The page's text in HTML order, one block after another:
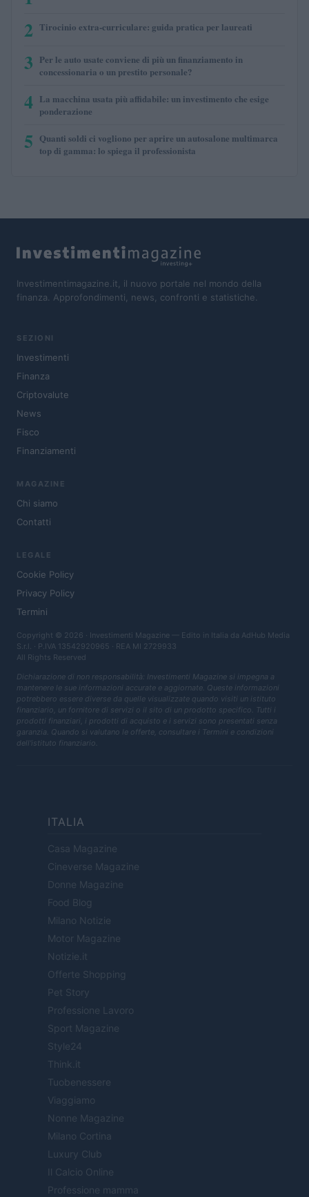
2 Tirocinio extra-curriculare: guida pratica per laureati
3 Per le auto usate conviene di più un finanziamento in
concessionaria o un prestito personale?
4 La macchina usata più affidabile: un investimento che esige
ponderazione
5 Quanti soldi ci vogliono per aprire un autosalone multimarca
top di gamma: lo spiega il professionista
Investimentimagazine.it, il nuovo portale nel mondo della
finanza. Approfondimenti, news, confronti e statistiche.
SEZIONI
Investimenti
Finanza
Criptovalute
News
Fisco
Finanziamenti
MAGAZINE
Chi siamo
Contatti
LEGALE
Cookie Policy
Privacy Policy
Termini
Copyright © 2026 · Investimenti Magazine — Edito in Italia da AdHub Media
S.r.l. · P.IVA 13542920965 · REA MI 2729933
All Rights Reserved
Dichiarazione di non responsabilità: Investimenti Magazine si impegna a
mantenere le sue informazioni accurate e aggiornate. Queste informazioni
potrebbero essere diverse da quelle visualizzate quando visiti un istituto
finanziario, un fornitore di servizi o il sito di un prodotto specifico. Tutti i
prodotti finanziari, i prodotti di acquisto e i servizi sono presentati senza
garanzia. Quando si valutano le offerte, consultare i Termini e condizioni
dell'istituto finanziario.
ITALIA
Casa Magazine
Cineverse Magazine
Donne Magazine
Food Blog
Milano Notizie
Motor Magazine
Notizie.it
Offerte Shopping
Pet Story
Professione Lavoro
Sport Magazine
Style24
Think.it
Tuobenessere
Viaggiamo
Nonne Magazine
Milano Cortina
Luxury Club
Il Calcio Online
Professione mamma